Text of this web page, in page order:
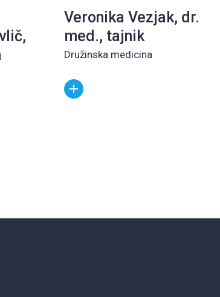
Veronika Vezjak, dr.
med., tajnik
Družinska medicina